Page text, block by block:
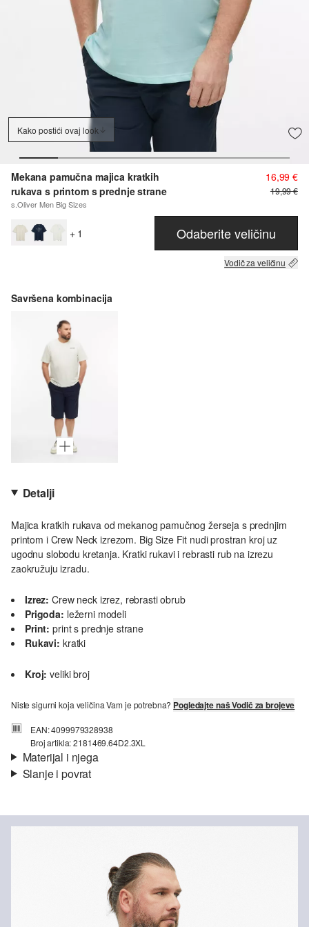
Kako postići ovaj look
Mekana pamučna majica kratkih
rukava s printom s prednje strane
s.Oliver Men Big Sizes
16,99 €
19,99 €
+ 1 Odaberite veličinu
Vodič za veličinu
Savršena kombinacija
Detalji
Majica kratkih rukava od mekanog pamučnog žerseja s prednjim
printom i Crew Neck izrezom. Big Size Fit nudi prostran kroj uz
ugodnu slobodu kretanja. Kratki rukavi i rebrasti rub na izrezu
zaokružuju izradu.
Izrez: Crew neck izrez, rebrasti obrub
Prigoda: ležerni modeli
Print: print s prednje strane
Rukavi: kratki
Kroj: veliki broj
Niste sigurni koja veličina Vam je potrebna? Pogledajte naš Vodič za brojeve
EAN: 4099979328938
Broj artikla: 2181469.64D2.3XL
Materijal i njega
Materijal: Pamuk
Nije prikladno za izbjeljivanje sredstvom na bazi klora
Nije prikladno za sušilicu
Slanje i povrat
Vaša će narudžba biti poslana u roku od 4-8 radna dana putem
Hrvatska pošta-a. Standardna dostava košta 4,95 €.